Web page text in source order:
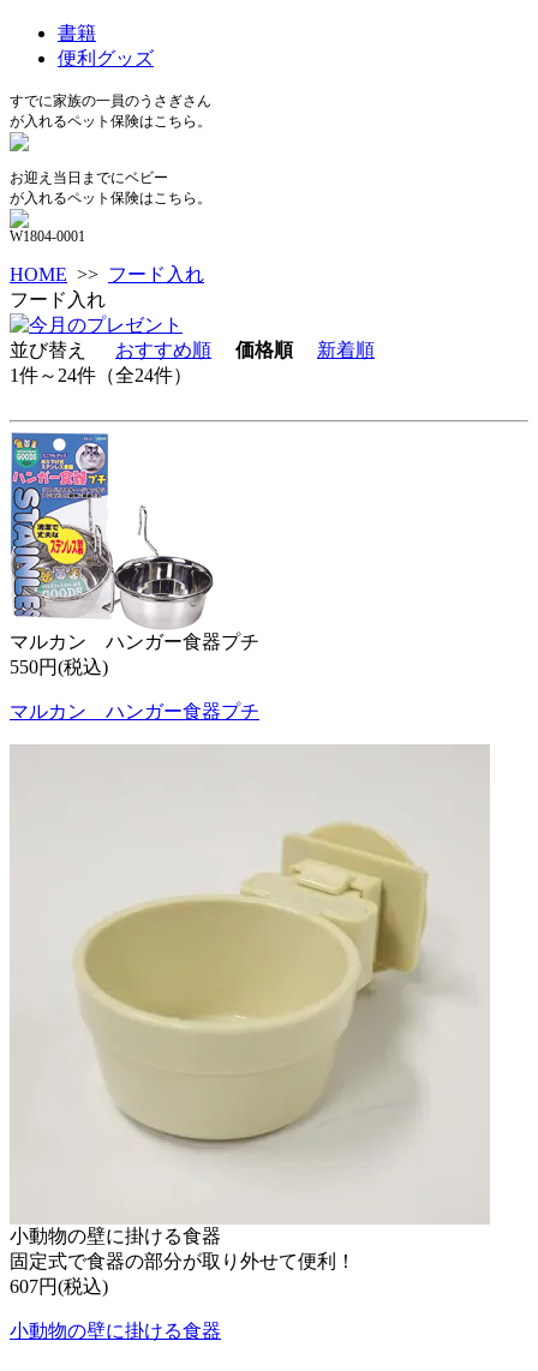
書籍
便利グッズ
すでに家族の一員のうさぎさん
が入れるペット保険はこちら。
お迎え当日までにベビー
が入れるペット保険はこちら。
W1804-0001
HOME >> フード入れ
フード入れ
並び替え おすすめ順 価格順
新着順
1件～24件（全24件）
マルカン ハンガー食器プチ
550円(税込)
マルカン ハンガー食器プチ
小動物の壁に掛ける食器
固定式で食器の部分が取り外せて便利！
607円(税込)
小動物の壁に掛ける食器